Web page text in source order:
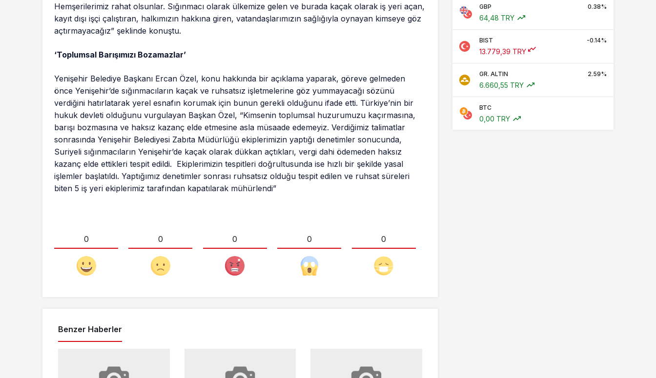
Hemşerilerimiz rahat olsunlar. Sığınmacı olarak ülkemize gelen ve burada kaçak olarak iş yeri açan,
kayıt dışı işçi çalıştıran, halkımızın hakkına giren, vatandaşlarımızın sağlığıyla oynayan kimseye göz
açtırmayacağız” şeklinde konuştu.
‘Toplumsal Barışımızı Bozamazlar’
Yenişehir Belediye Başkanı Ercan Özel, konu hakkında bir açıklama yaparak, göreve gelmeden
önce Yenişehir’de sığınmacıların kaçak ve ruhsatsız işletmelerine göz yummayacağı sözünü
verdiğini hatırlatarak yerel esnafın korumak için bunun gerekli olduğunu ifade etti. Türkiye’nin bir
hukuk devleti olduğunu vurgulayan Başkan Özel, “Kimsenin toplumsal huzurumuzu kaçırmasına,
barışı bozmasına ve haksız kazanç elde etmesine asla müsaade edemeyiz. Verdiğimiz talimatlar
sonrasında Yenişehir Belediyesi Zabıta Müdürlüğü ekiplerimizin yaptığı denetimler sonucunda,
Suriyeli sığınmacıların Yenişehir’de kaçak olarak dükkan açtıkları, vergi dahi ödemeden haksız
kazanç elde ettikleri tespit edildi. Ekiplerimizin tespitleri doğrultusunda ise hızlı bir şekilde yasal
işlemler başlatıldı. Yaptığımız denetimler sonrası ruhsatsız olduğu tespit edilen ve ruhsat süreleri
biten 5 iş yeri ekiplerimiz tarafından kapatılarak mühürlendi”
0 0 0 0 0
Benzer Haberler
GBP 0.38%
64,48 TRY
BIST -0.14%
13.779,39 TRY
GR. ALTIN 2.59%
6.660,55 TRY
BTC
0,00 TRY